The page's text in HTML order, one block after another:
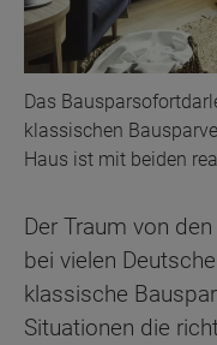
Das
klassischen
Haus ist mit beiden
Der Traum von
bei vielen
klassische
Situationen die